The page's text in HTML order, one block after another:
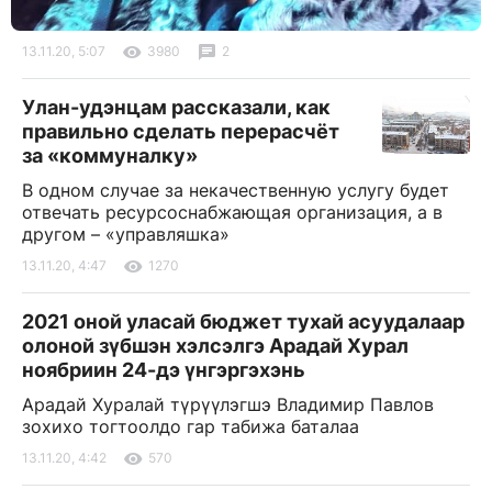
13.11.20, 5:07 3980 2
Улан-удэнцам рассказали, как
правильно сделать перерасчёт
за «коммуналку»
В одном случае за некачественную услугу будет
отвечать ресурсоснабжающая организация, а в
другом – «управляшка»
13.11.20, 4:47 1270
2021 оной уласай бюджет тухай асуудалаар
олоной зүбшэн хэлсэлгэ Арадай Хурал
ноябриин 24-дэ үнгэргэхэнь
Арадай Хуралай түрүүлэгшэ Владимир Павлов
зохихо тогтоолдо гар табижа баталаа
13.11.20, 4:42 570